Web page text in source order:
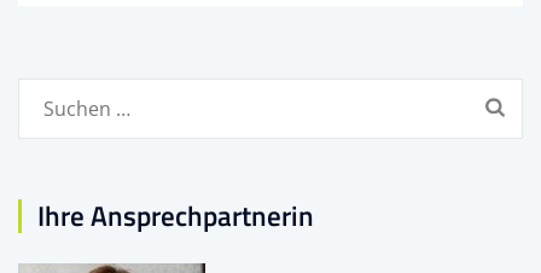
Suchen
Ihre Ansprechpartnerin